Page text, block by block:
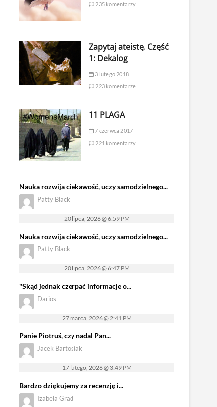
235 komentarzy
Zapytaj ateistę. Część
1: Dekalog
3 lutego 2018
223 komentarze
11 PLAGA
7 czerwca 2017
221 komentarzy
Nauka rozwija ciekawość, uczy samodzielnego...
Patty Black
20 lipca, 2026 @ 6:59 PM
Nauka rozwija ciekawość, uczy samodzielnego...
Patty Black
20 lipca, 2026 @ 6:47 PM
"Skąd jednak czerpać informacje o...
Darios
27 marca, 2026 @ 2:41 PM
Panie Piotruś, czy nadal Pan...
Jacek Bartosiak
17 lutego, 2026 @ 3:49 PM
Bardzo dziękujemy za recenzję i...
Izabela Grad